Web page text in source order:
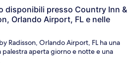
disponibili presso Country Inn &
Orlando Airport, FL e nelle
Radisson, Orlando Airport, FL ha una
palestra aperta giorno e notte e una